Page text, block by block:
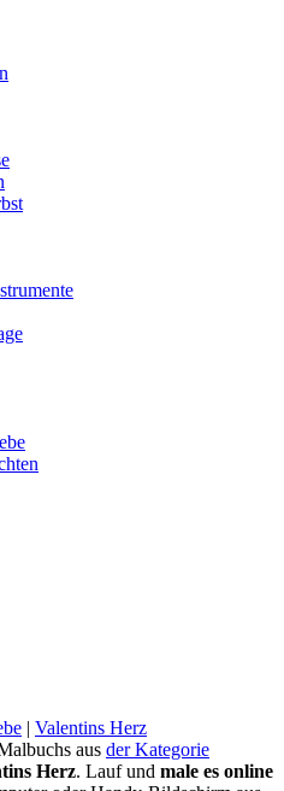
| Valentins Herz
aus der Kategorie
Herz. Lauf und male es online